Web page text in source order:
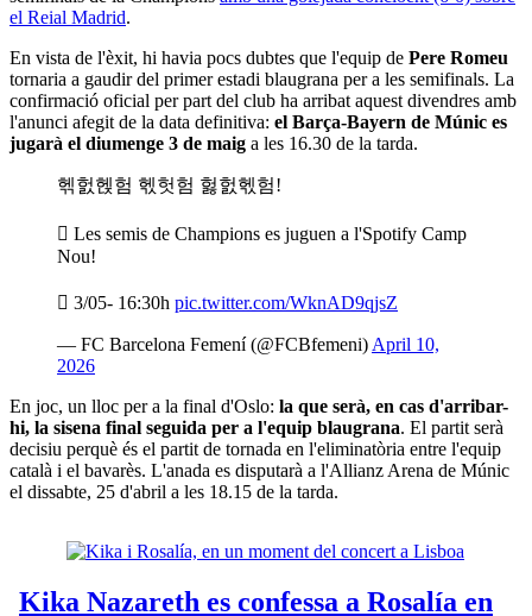
el Reial Madrid.
En vista de l'èxit, hi havia pocs dubtes que l'equip de Pere Romeu
tornaria a gaudir del primer estadi blaugrana per a les semifinals. La
confirmació oficial per part del club ha arribat aquest divendres amb
l'anunci afegit de la data definitiva: el Barça-Bayern de Múnic es
jugarà el diumenge 3 de maig a les 16.30 de la tarda.
헦헔헩험 헧헛험 헗헔헧험!
️ Les semis de Champions es juguen a l'Spotify Camp
Nou!
 3/05- 16:30h pic.twitter.com/WknAD9qjsZ
— FC Barcelona Femení (@FCBfemeni) April 10,
2026
En joc, un lloc per a la final d'Oslo: la que serà, en cas d'arribar-
hi, la sisena final seguida per a l'equip blaugrana. El partit serà
decisiu perquè és el partit de tornada en l'eliminatòria entre l'equip
català i el bavarès. L'anada es disputarà a l'Allianz Arena de Múnic
el dissabte, 25 d'abril a les 18.15 de la tarda.